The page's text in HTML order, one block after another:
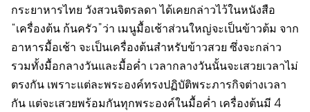
กระยาหารไทย วังสวนจิตรลดา ได้เคยกล่าวไว้ในหนังสือ
“เครื่องต้น ก้นครัว”ว่า เมนูมื้อเช้าส่วนใหญ่จะเป็นข้าวต้ม จาก
อาหารมื้อเช้า จะเป็นเครื่องต้นสำหรับข้าวสวย ซึ่งจะกล่าว
รวมทั้งมื้อกลางวันและมื้อค่ำ เวลากลางวันนั้นจะเสวยเวลาไม่
ตรงกัน เพราะแต่ละพระองค์ทรงปฏิบัติพระภารกิจต่างเวลา
กัน แต่จะเสวยพร้อมกันทุกพระองค์ในมื้อค่ำ เครื่องต้นมี 4